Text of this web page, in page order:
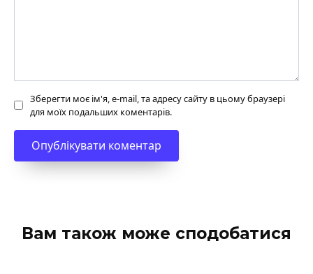
Зберегти моє ім'я, e-mail, та адресу сайту в цьому браузері
для моїх подальших коментарів.
Вам також може сподобатися